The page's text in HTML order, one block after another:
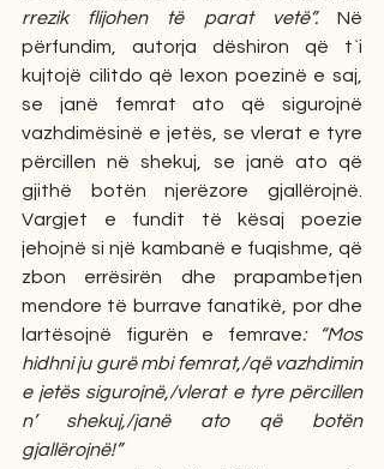
rrezik flijohen të parat vetë”. Në
përfundim, autorja dëshiron që t`i
kujtojë cilitdo që lexon poezinë e saj,
se janë femrat ato që sigurojnë
vazhdimësinë e jetës, se vlerat e tyre
përcillen në shekuj, se janë ato që
gjithë botën njerëzore gjallërojnë.
Vargjet e fundit të kësaj poezie
jehojnë si një kambanë e fuqishme, që
zbon errësirën dhe prapambetjen
mendore të burrave fanatikë, por dhe
lartësojnë figurën e femrave: “Mos
hidhni ju gurë mbi femrat,/që vazhdimin
e jetës sigurojnë,/vlerat e tyre përcillen
n’ shekuj,/janë ato që botën
gjallërojnë!”